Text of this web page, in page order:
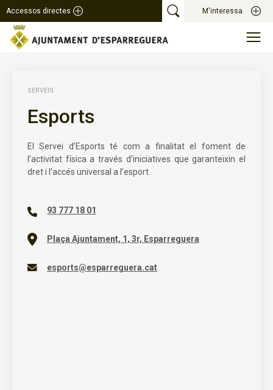
Accessos directes M'interessa
SERVEIS
Esports
El Servei d’Esports té com a finalitat el foment de
l’activitat física a través d’iniciatives que garanteixin el
dret i l’accés universal a l’esport.
93 777 18 01
Plaça Ajuntament, 1, 3r, Esparreguera
esports@esparreguera.cat